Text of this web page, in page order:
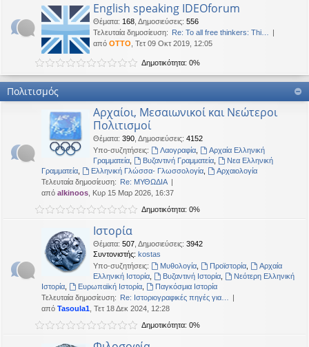
English speaking IDEOforum
Θέματα: 168 Δημοσιεύσεις: 556
Τελευταία δημοσίευση: Re: To all free thinkers: Thi…
από OTTO , Τετ 09 Οκτ 2019, 12:05
Δημοτικότητα: 0%
Πολιτισμός
Αρχαίοι, Μεσαιωνικοί και Νεώτεροι
Πολιτισμοί
Θέματα: 390 Δημοσιεύσεις: 4152
Υπο-συζητήσεις:
Λαογραφία,
Αρχαία Ελληνική
Γραμματεία
Βυζαντινή Γραμματεία,
Νεα Ελληνική
Γραμματεία
Ελληνική Γλώσσα- Γλωσσολογία,
Αρχαιολογία
Τελευταία δημοσίευση: Re: ΜΥΘΩΔΙΑ
από alkinoos , Κυρ 15 Μαρ 2026, 16:37
Δημοτικότητα: 0%
Ιστορία
Θέματα: 507 Δημοσιεύσεις: 3942
Συντονιστής: kostas
Υπο-συζητήσεις:
Μυθολογία, Προϊστορία,
Αρχαία
Ελληνική Ιστορία
Βυζαντινή Ιστορία,
Νεότερη Ελληνική
Ιστορία
Ευρωπαϊκή Ιστορία,
Παγκόσμια Ιστορία
Τελευταία δημοσίευση: Re: Ιστοριογραφικές πηγές για…
από Tasoula1 , Τετ 18 Δεκ 2024, 12:28
Δημοτικότητα: 0%